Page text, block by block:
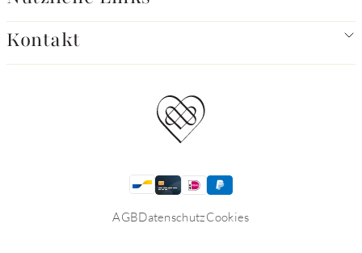
Kontakt
AGBDatenschutzCookies